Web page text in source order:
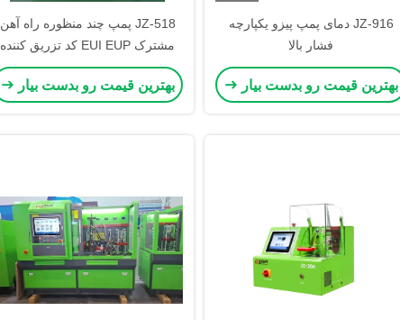
JZ-916 دمای پمپ پیزو یکپارچه
فشار بالا
بهترین قیمت رو بدست بیار
JZ-518 پمپ چند منظوره راه آهن
مشترک EUI EUP کد تزریق کننده
BPI بنک آزمایش
بهترین قیمت رو بدست بیار